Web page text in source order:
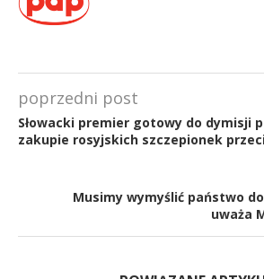
poprzedni post
Słowacki premier gotowy do dymisji
zakupie rosyjskich szczepionek
Musimy wymyślić państwo
uważa